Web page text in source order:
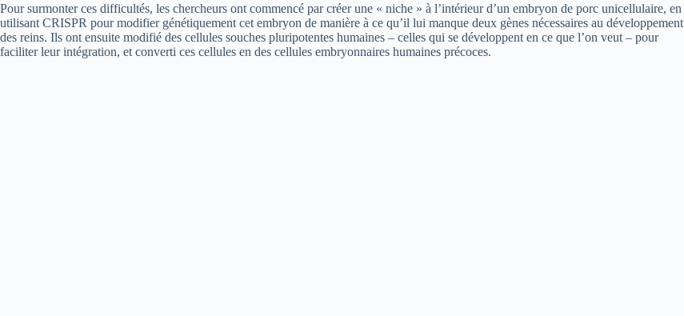
Pour surmonter ces difficultés, les chercheurs ont commencé par créer une « niche » à l’intérieur d’un embryon de porc unicellulaire, en
utilisant CRISPR pour modifier génétiquement cet embryon de manière à ce qu’il lui manque deux gènes nécessaires au développement
des reins. Ils ont ensuite modifié des cellules souches pluripotentes humaines – celles qui se développent en ce que l’on veut – pour
faciliter leur intégration, et converti ces cellules en des cellules embryonnaires humaines précoces.